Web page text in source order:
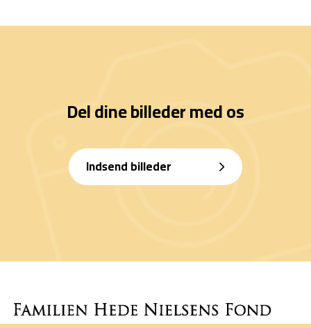
Del dine billeder med os
Indsend billeder